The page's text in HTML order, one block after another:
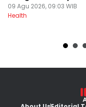
09 Agu 2026, 09:03 WIB
Health